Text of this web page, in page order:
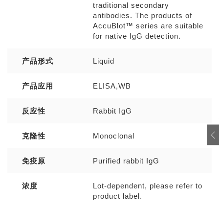
traditional secondary
antibodies. The products of
AccuBlot™ series are suitable
for native IgG detection.
产品形式 Liquid
产品应用 ELISA,WB
反应性 Rabbit IgG
克隆性 Monoclonal
免疫原 Purified rabbit IgG
浓度
Lot-dependent, please refer to
product label.